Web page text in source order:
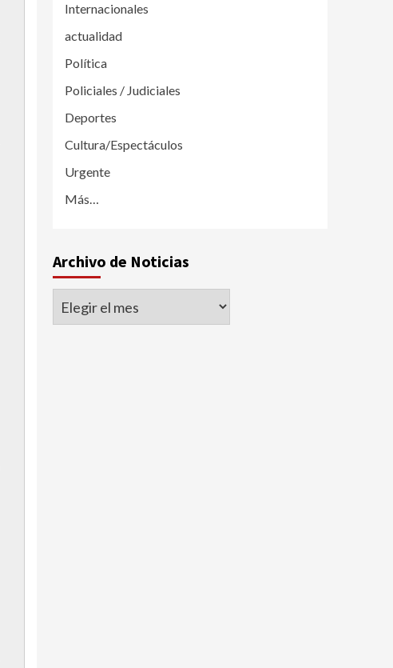
Internacionales
actualidad
Política
Policiales / Judiciales
Deportes
Cultura/Espectáculos
Urgente
Más…
Archivo de Noticias
Archivo